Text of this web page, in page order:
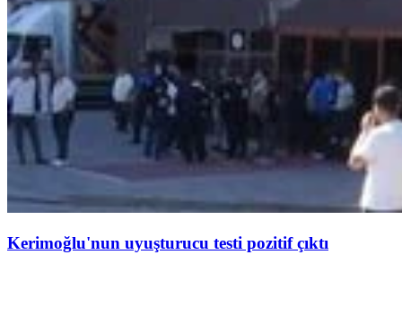
Kerimoğlu'nun uyuşturucu testi pozitif çıktı